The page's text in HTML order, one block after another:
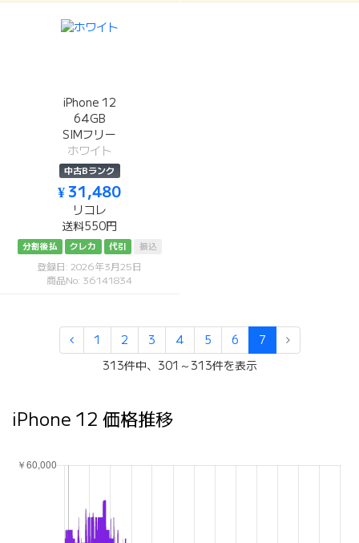
iPhone 12
64GB
SIMフリー
ホワイト
中古Bランク
¥ 31,480
リコレ
送料550円
分割後払 クレカ 代引 振込
登録日: 2026年3月25日
商品No: 36141834
1 2 3 4 5 6
7
313件中、301～313件を表示
iPhone 12 価格推移